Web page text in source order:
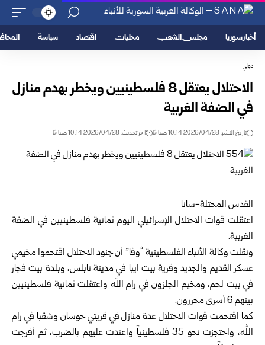
أخبار سوريا مجلس الشعب محليات اقتصاد سياسة
دولي
الاحتلال يعتقل 8 فلسطينيين ويخطر بهدم منازل
في الضفة الغربية
تاريخ النشر: 2026/04/28 10:14 صباحًا اخر تحديث: 2026/04/28 10:14 صباحًا
القدس المحتلة-سانا
اعتقلت قوات الاحتلال الإسرائيلي اليوم ثمانية فلسطينيين في الضفة
الغربية.
ونقلت وكالة الأنباء الفلسطينية “وفا” أن جنود الاحتلال اقتحموا مخيمي
عسكر القديم والجديد وقرية بيت ايبا في مدينة نابلس، وبلدة بيت فجار
في بيت لحم، ومخيم الجلزون في رام الله واعتقلت ثمانية فلسطينيين
بينهم 6 أسرى محررون.
كما اقتحمت قوات الاحتلال عدة منازل في قريتي حوسان وشقبا في رام
الله، واحتجزت نحو 35 فلسطينياً واعتدت عليهم بالضرب، ثم أفرجت